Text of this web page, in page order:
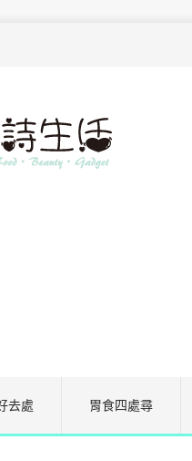
去處 胃食四處尋